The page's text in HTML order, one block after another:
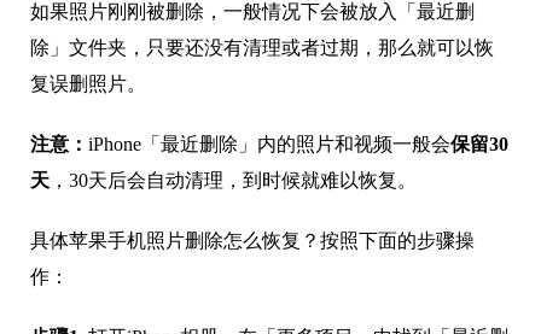
如果照片刚刚被删除，一般情况下会被放入「最近删
除」文件夹，只要还没有清理或者过期，那么就可以恢
复误删照片。
注意： iPhone「最近删除」内的照片和视频一般会保留30
天 ，30天后会自动清理，到时候就难以恢复。
具体苹果手机照片删除怎么恢复？按照下面的步骤操
作：